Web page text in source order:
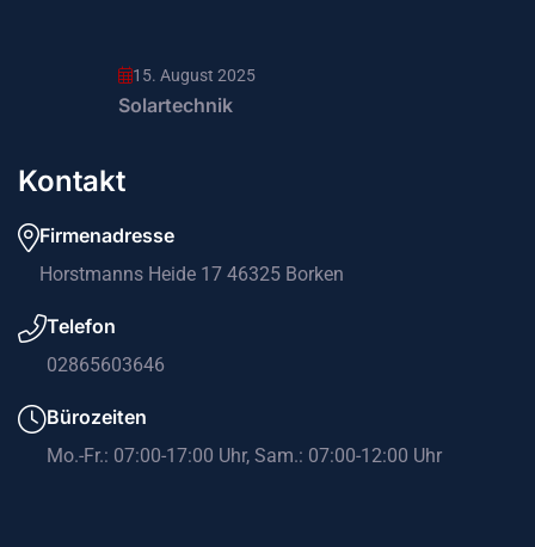
15. August 2025
Solartechnik
Kontakt
Firmenadresse
Horstmanns Heide 17 46325 Borken
Telefon
02865603646
Bürozeiten
Mo.-Fr.: 07:00-17:00 Uhr, Sam.: 07:00-12:00 Uhr